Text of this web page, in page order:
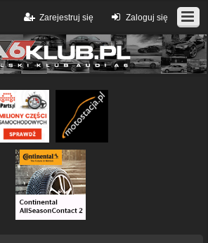
Zaloguj się
Zarejestruj się